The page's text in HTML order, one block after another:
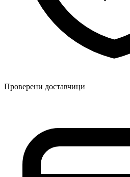
Проверени доставчици